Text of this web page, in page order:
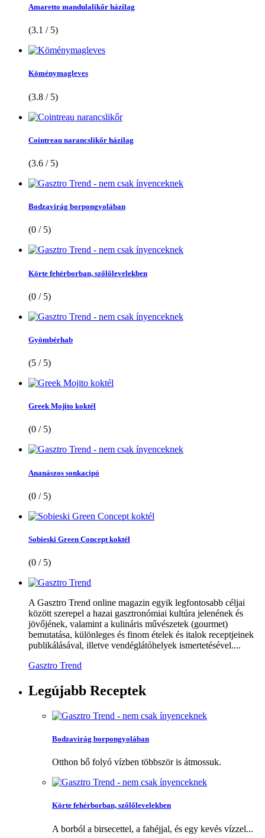
Amaretto mandulalikőr házilag
(3.1 / 5)
Köménymagleves
(3.8 / 5)
Cointreau narancslikőr házilag
(3.6 / 5)
Bodzavirág borpongyolában
(0 / 5)
Körte fehérborban, szőlőlevelekben
(0 / 5)
Gyömbérhab
(5 / 5)
Greek Mojito koktél
(0 / 5)
Ananászos sonkacipó
(0 / 5)
Sobieski Green Concept koktél
(0 / 5)
A Gasztro Trend online magazin egyik legfontosabb céljai
között szerepel a hazai gasztronómiai kultúra jelenének és
jövőjének, valamint a kulináris művészetek (gourmet)
bemutatása, különleges és finom ételek és italok receptjeinek
publikálásával, illetve vendéglátóhelyek ismertetésével....
Gasztro Trend
Legújabb Receptek
Bodzavirág borpongyolában
Otthon bő folyó vízben többször is átmossuk.
Körte fehérborban, szőlőlevelekben
A borból a birsecettel, a fahéjjal, és egy kevés vízzel...